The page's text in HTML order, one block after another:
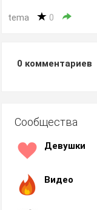
tema 0
0 комментариев
Сообщества
Девушки
Видео